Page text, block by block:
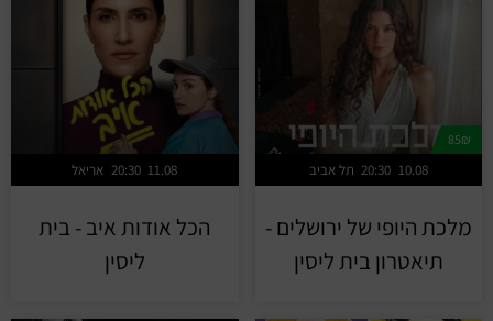
85₪
תל אביב 20:30 10.08
מלכת היופי של ירושלים -
תיאטרון בית ליסין
אריאל 20:30 11.08
הכל אודות איב - בית
ליסין